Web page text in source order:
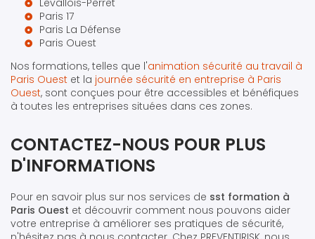
Paris 17
Paris La Défense
Paris Ouest
Nos formations, telles que l'animation sécurité au travail à
Paris Ouest et la journée sécurité en entreprise à Paris
Ouest, sont conçues pour être accessibles et bénéfiques
à toutes les entreprises situées dans ces zones.
CONTACTEZ-NOUS POUR PLUS
D'INFORMATIONS
Pour en savoir plus sur nos services de sst formation à
Paris Ouest et découvrir comment nous pouvons aider
votre entreprise à améliorer ses pratiques de sécurité,